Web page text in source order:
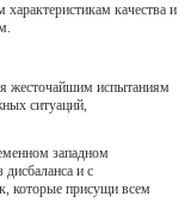
качества и
жесточайшим испытаниям
ситуаций,
западном
дисбаланса и с
которые присущи всем